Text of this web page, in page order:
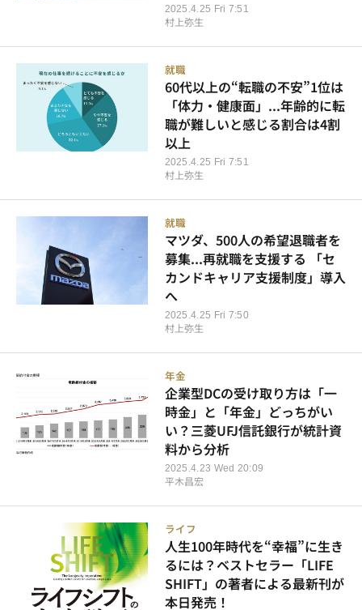
2025.4.25 Fri 7:51
村上弥生
就職
2025.4.25 Fri 7:51
60代以上の“転職の不安”1位は
「体力・健康面」...年齢的に転
職が難しいと感じる割合は4割
以上
村上弥生
就職
2025.4.25 Fri 7:50
マツダ、500人の希望退職者を
募集...再就職を支援する 「セ
カンドキャリア支援制度」導入
へ
村上弥生
年金
2025.4.23 Wed 20:09
企業型DCの受け取り方は「一
時金」と「年金」どっちがい
い？三菱UFJ信託銀行が統計資
料から分析
平木昌宏
ライフ
人生100年時代を“幸福”に生き
るには？ベストセラー「LIFE
SHIFT」の著者による最新刊が
本日発売！